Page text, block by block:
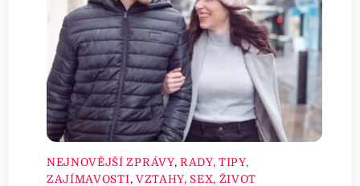
NEJNOVĚJŠÍ ZPRÁVY, RADY, TIPY,
ZAJÍMAVOSTI, VZTAHY, SEX, ŽIVOT